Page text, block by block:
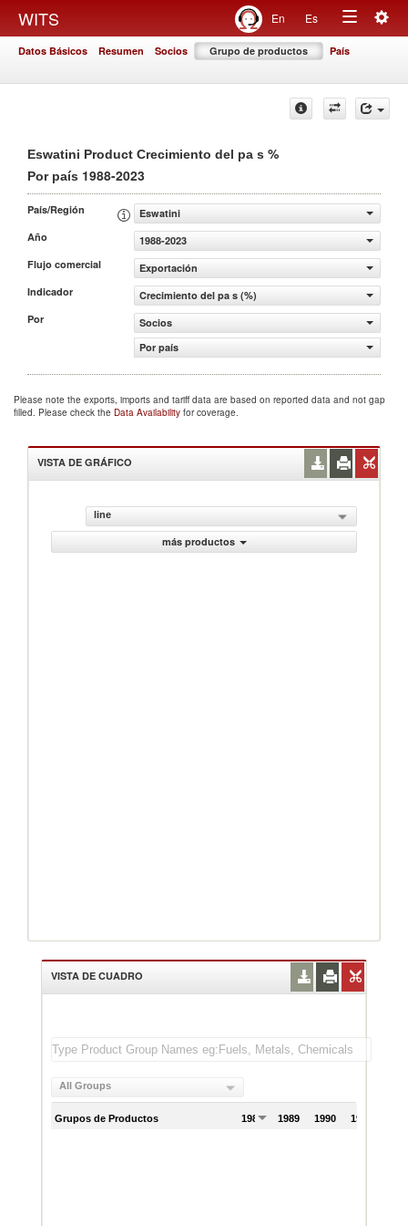
WITS En Es
Toggle
Datos Básicos Resumen Socios Grupo de productos País
Eswatini Product Crecimiento del pa s %
Por país 1988-2023
País/Región
Eswatini
Año
1988-2023
Flujo comercial
Exportación
Indicador
Crecimiento del pa s (%)
Por
Socios
Por país
Please note the exports, imports and tariff data are based on reported data and not gap
filled. Please check the Data Availability for coverage.
VISTA DE GRÁFICO
line
más productos
VISTA DE CUADRO
All Groups
Grupos de Productos 1988 1989 1990 1991